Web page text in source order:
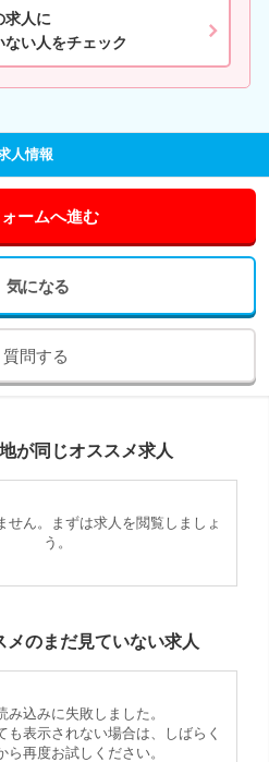
求人に
い人をチェック
人情報
ームへ進む
気になる
質問する
が同じオススメ求人
せん。まずは求人を閲覧しましょ
う。
メのまだ見ていない求人
み込みに失敗しました。
も表示されない場合は、しばらく
ら再度お試しください。